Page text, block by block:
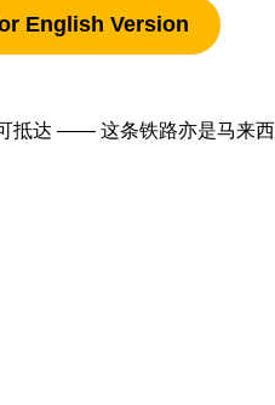
English Version
达 —— 这条铁路亦是马来